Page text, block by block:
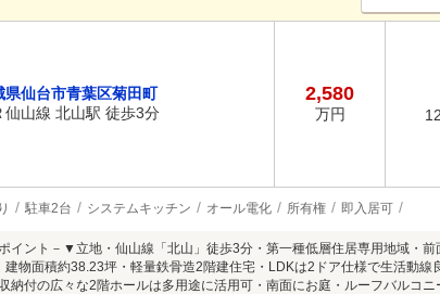
県仙台市青葉区菊田町
仙山線 北山駅 徒歩3分
2,580
万円
駐車2台 システムキッチン オール電化 所有権 即入居可
イント－▼立地・仙山線「北山」徒歩3分・第一種低層住居専用地域・
物面積約38.23坪・軽量鉄骨造2階建住宅・LDKは2ドア仕様で生活動線
納付の広々な2階ホールは多用途に活用可・南面にお庭・ルーフバルコ